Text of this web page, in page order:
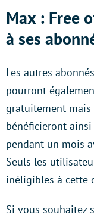
Max : Free
à ses
Les autres
pourront
gratuitement mais
bénéficieront
pendant un mois
Seuls les
inéligibles à cette
Si vous souhaitez